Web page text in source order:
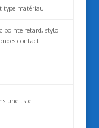
type matériau
pointe retard, stylo
contact
une liste